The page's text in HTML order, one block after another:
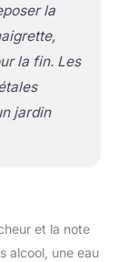
la
la fin. Les
jardin
et la note
alcool, une eau